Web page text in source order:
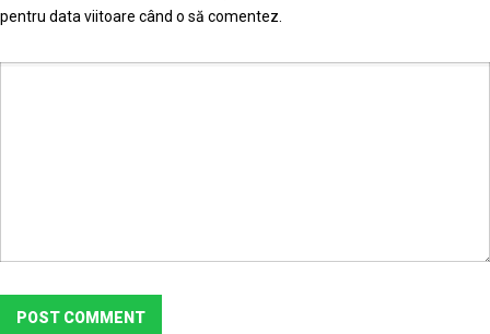
pentru data viitoare când o să comentez.